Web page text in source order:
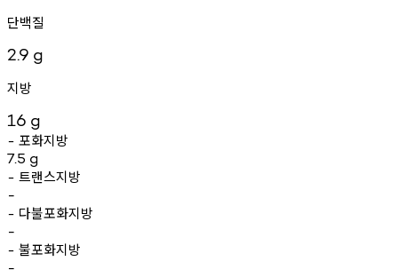
단백질
2.9 g
지방
16 g
- 포화지방
7.5 g
- 트랜스지방
-
- 다불포화지방
-
- 불포화지방
-